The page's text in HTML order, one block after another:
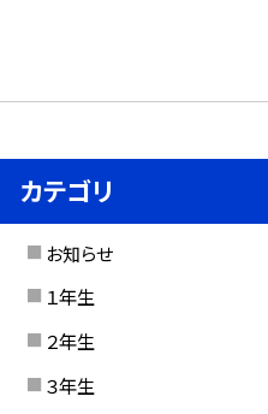
カテゴリ
お知らせ
１年生
２年生
３年生